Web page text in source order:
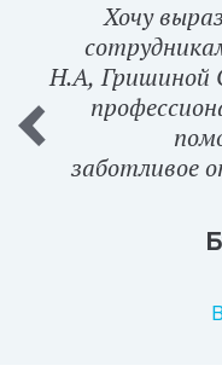
Хочу
Н.А, Гришиной
заботливое